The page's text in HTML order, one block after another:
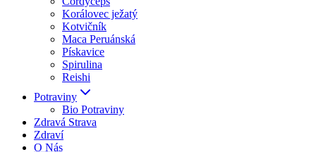
Korálovec ježatý
Kotvičník
Maca Peruánská
Pískavice
Spirulina
Reishi
Potraviny
Bio Potraviny
Zdravá Strava
Zdraví
O Nás